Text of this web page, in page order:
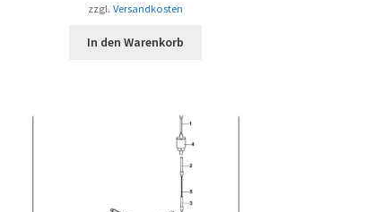
zzgl.Versandkosten
In den Warenkorb